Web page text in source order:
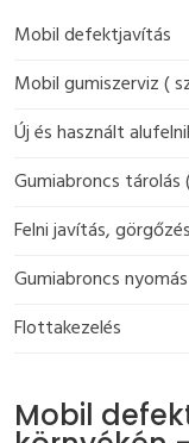
Mobil defektjavítás
Mobil gumiszerviz (
Új és használt
Gumiabroncs tárolás
Felni javítás, görgőzés
Gumiabroncs
Flottakezelés
Mobil